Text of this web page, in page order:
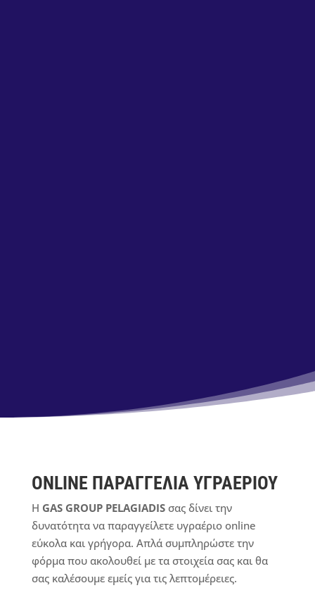
ONLINE ΠΑΡΑΓΓΕΛΙΑ ΥΓΡΑΕΡΙΟΥ
Η GAS GROUP PELAGIADISσας δίνει την
δυνατότητα να παραγγείλετε υγραέριο online
εύκολα και γρήγορα. Απλά συμπληρώστε την
φόρμα που ακολουθεί με τα στοιχεία σας και θα
σας καλέσουμε εμείς για τις λεπτομέρειες.